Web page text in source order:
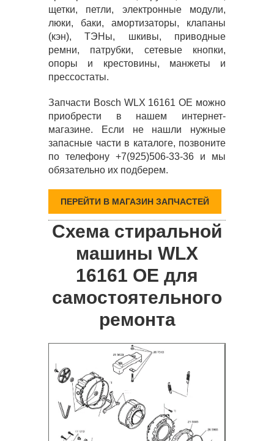
щетки, петли, электронные модули,
люки, баки, амортизаторы, клапаны
(кэн), ТЭНы, шкивы, приводные
ремни, патрубки, сетевые кнопки,
опоры и крестовины, манжеты и
прессостаты.
Запчасти Bosch WLX 16161 OE можно
приобрести в нашем интернет-
магазине. Если не нашли нужные
запасные части в каталоге, позвоните
по телефону +7(925)506-33-36 и мы
обязательно их подберем.
ПЕРЕЙТИ В МАГАЗИН ЗАПЧАСТЕЙ
Схема стиральной
машины WLX
16161 OE для
самостоятельного
ремонта